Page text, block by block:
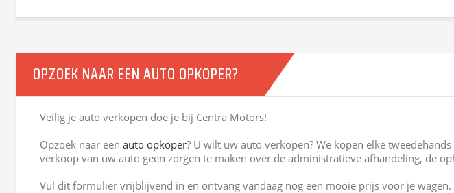
OPZOEK NAAR EEN AUTO OPKOPER?
Veilig je auto verkopen doe je bij Centra Motors!
Opzoek naar een auto opkoper? U wilt uw auto verkopen? We kopen elke
verkoop van uw auto geen zorgen te maken over de administratieve afhandeling, de
Vul dit formulier vrijblijvend in en ontvang vandaag nog een mooie prijs voor je wagen.